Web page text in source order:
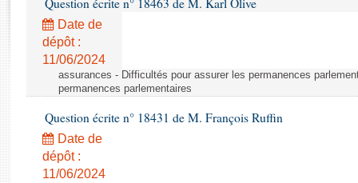
Rapports d'enquête
Rapports législatifs
Rapports sur l'application des lois
Baromètre de l’application des lois
Budget et sécurité sociale
Questions écrites et orales
Comptes rendus des débats
Question écrite n° 18463 de M. Karl Olive
Date de
dépôt :
11/06/2024
assurances - Difficultés pour assurer les permanences
permanences parlementaires
Question écrite n° 18431 de M. François Ruffin
Date de
dépôt :
11/06/2024